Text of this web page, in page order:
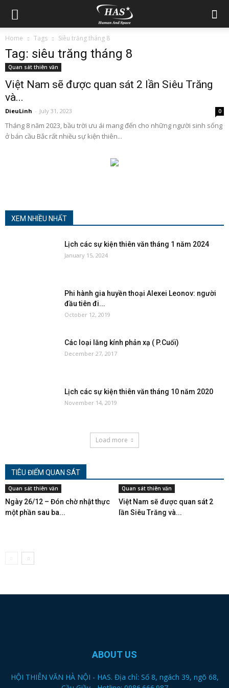
Home Tags Siêu trăng tháng 8
Tag: siêu trăng tháng 8
Quan sát thiên văn
Việt Nam sẽ được quan sát 2 lần Siêu Trăng
và...
DieuLinh - July 31, 2023 0
Tháng 8 năm 2023, bầu trời ưu ái mang đến cho những người sinh sống
ở bán cầu Bắc rất nhiều sự kiện thiên...
XEM NHIỀU NHẤT
Lịch các sự kiện thiên văn tháng 1 năm 2024
January 15, 2024
Phi hành gia huyền thoại Alexei Leonov: người
đầu tiên đi...
October 12, 2019
Các loại lăng kính phản xạ ( P.Cuối)
December 27, 2017
Lịch các sự kiện thiên văn tháng 10 năm 2020
November 14, 2019
Load more
TIÊU ĐIỂM QUAN SÁT
Quan sát thiên văn
Ngày 26/12 – Đón chờ nhật thực
một phần sau ba...
Quan sát thiên văn
Việt Nam sẽ được quan sát 2
lần Siêu Trăng và...
ABOUT US
HỘI THIÊN VĂN HÀ NỘI - HAS. Địa chỉ: Số 8, ngách 39, ngõ 68,